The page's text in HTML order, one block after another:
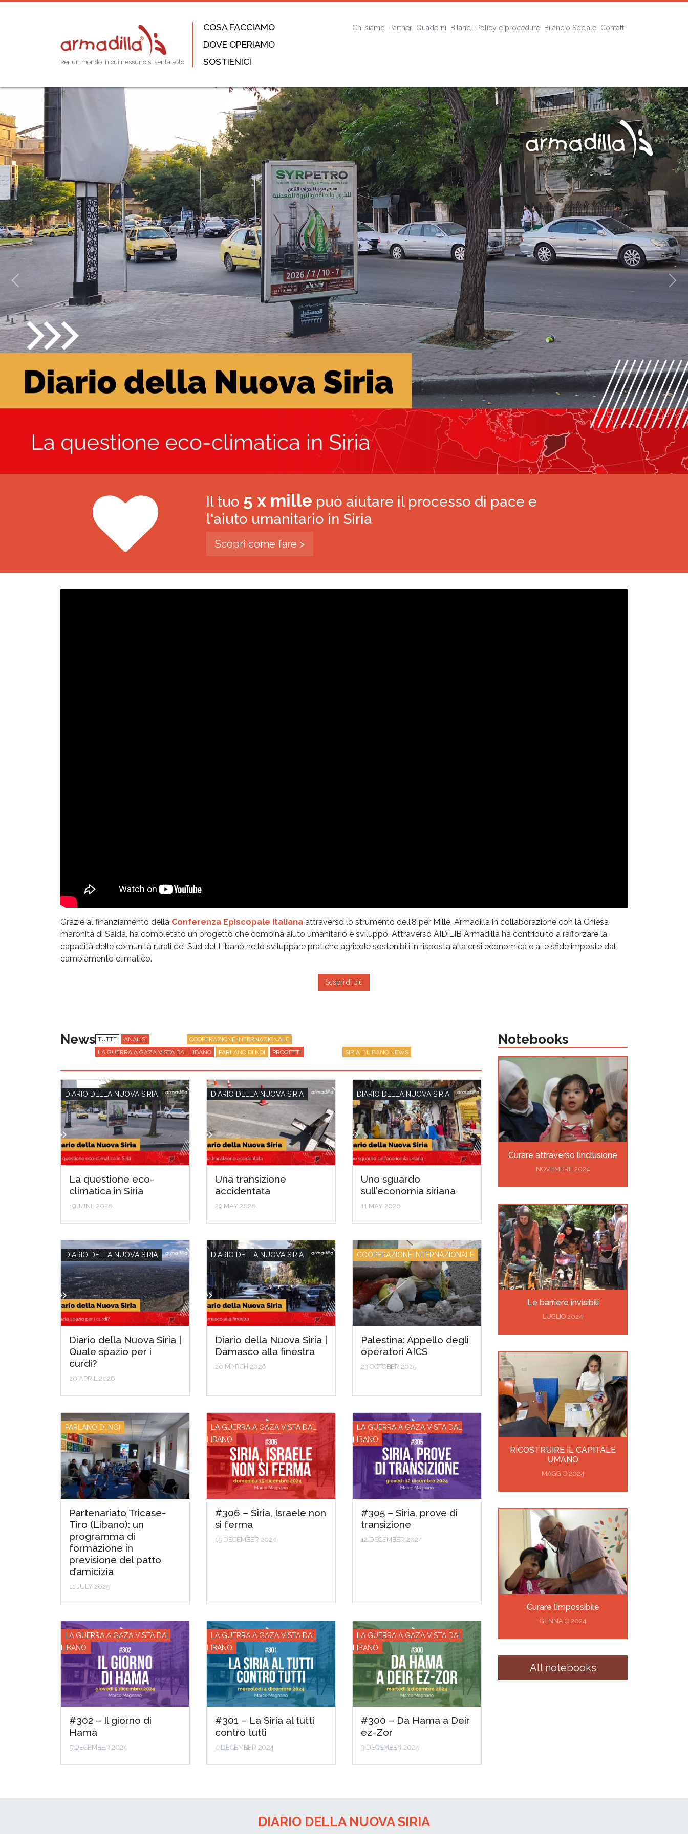
Per un mondo in cui nessuno si senta solo
COSA FACCIAMO
DOVE OPERIAMO
SOSTIENICI
Chi siamo Partner Quaderni Bilanci Policy e procedure Bilancio Sociale Contatti
Previous
Il tuo 5 x mille può aiutare il processo di pace e
l'aiuto umanitario in Siria
Scopri come fare >
Grazie al finanziamento della Conferenza Episcopale Italiana attraverso lo strumento dell’8 per Mille, Armadilla in collaborazione con la Chiesa
maronita di Saida, ha completato un progetto che combina aiuto umanitario e sviluppo. Attraverso AIDiLIB Armadilla ha contribuito a rafforzare la
capacità delle comunità rurali del Sud del Libano nello sviluppare pratiche agricole sostenibili in risposta alla crisi economica e alle sfide imposte dal
cambiamento climatico.
Scopri di più
News TUTTE ANALISI COOPERAZIONE INTERNAZIONALE
LA GUERRA A GAZA VISTA DAL LIBANO
PARLANO DI NOI PROGETTI
SIRIA E LIBANO NEWS
DIARIO DELLA NUOVA SIRIA
La questione eco-
climatica in Siria
19 JUNE 2026
DIARIO DELLA NUOVA SIRIA
Una transizione
accidentata
29 MAY 2026
DIARIO DELLA NUOVA SIRIA
Uno sguardo
sull’economia siriana
11 MAY 2026
DIARIO DELLA NUOVA SIRIA
Diario della Nuova Siria |
Quale spazio per i
curdi?
20 APRIL 2026
DIARIO DELLA NUOVA SIRIA
Diario della Nuova Siria |
Damasco alla finestra
20 MARCH 2026
COOPERAZIONE INTERNAZIONALE
Palestina: Appello degli
operatori AICS
23 OCTOBER 2025
PARLANO DI NOI
Partenariato Tricase-
Tiro (Libano): un
programma di
formazione in
previsione del patto
d’amicizia
11 JULY 2025
LA GUERRA A GAZA VISTA DAL
LIBANO
#306 – Siria, Israele non
si ferma
15 DECEMBER 2024
LA GUERRA A GAZA VISTA DAL
LIBANO
#305 – Siria, prove di
transizione
12 DECEMBER 2024
LA GUERRA A GAZA VISTA DAL
LIBANO
#302 – Il giorno di
Hama
5 DECEMBER 2024
LA GUERRA A GAZA VISTA DAL
LIBANO
#301 – La Siria al tutti
contro tutti
4 DECEMBER 2024
LA GUERRA A GAZA VISTA DAL
LIBANO
#300 – Da Hama a Deir
ez-Zor
3 DECEMBER 2024
Notebooks
Curare attraverso l’inclusione
NOVEMBRE 2024
Le barriere invisibili
LUGLIO 2024
RICOSTRUIRE IL CAPITALE
UMANO
MAGGIO 2024
Curare l’impossibile
GENNAIO 2024
All notebooks
DIARIO DELLA NUOVA SIRIA